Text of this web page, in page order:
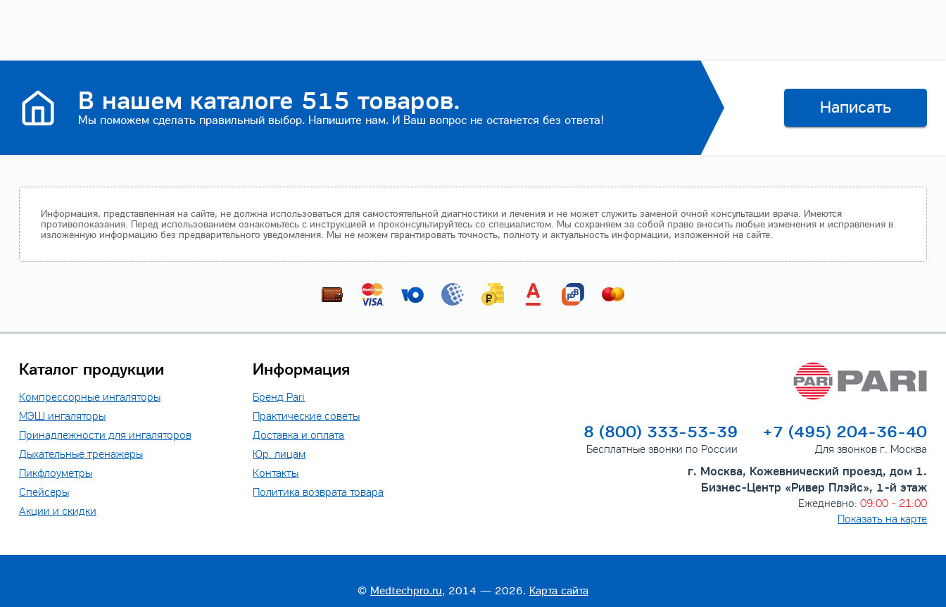
В нашем каталоге 515 товаров.
Мы поможем сделать правильный выбор. Напишите нам. И Ваш вопрос не останется без ответа!
Написать
Информация, представленная на сайте, не должна использоваться для самостоятельной диагностики и лечения и не может служить заменой очной консультации врача. Имеются
противопоказания. Перед использованием ознакомьтесь с инструкцией и проконсультируйтесь со специалистом. Мы сохраняем за собой право вносить любые изменения и исправления в
изложенную информацию без предварительного уведомления. Мы не можем гарантировать точность, полноту и актуальность информации, изложенной на сайте.
Каталог продукции
Компрессорные ингаляторы
МЭШ ингаляторы
Принадлежности для ингаляторов
Дыхательные тренажеры
Пикфлоуметры
Спейсеры
Акции и скидки
Информация
Бренд Pari
Практические советы
Доставка и оплата
Юр. лицам
Контакты
Политика возврата товара
8 (800) 333-53-39
Бесплатные звонки по России
+7 (495) 204-36-40
Для звонков г. Москва
г. Москва, Кожевнический проезд, дом 1.
Бизнес-Центр «Ривер Плэйс», 1-й этаж
Ежедневно:09:00 - 21:00
Показать на карте
© Medtechpro.ru, 2014 — 2026. Карта сайта